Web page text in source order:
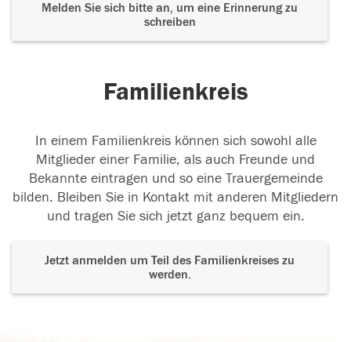
Melden Sie sich bitte an, um eine Erinnerung zu
schreiben
Familienkreis
In einem Familienkreis können sich sowohl alle
Mitglieder einer Familie, als auch Freunde und
Bekannte eintragen und so eine Trauergemeinde
bilden. Bleiben Sie in Kontakt mit anderen Mitgliedern
und tragen Sie sich jetzt ganz bequem ein.
Jetzt anmelden um Teil des Familienkreises zu
werden.